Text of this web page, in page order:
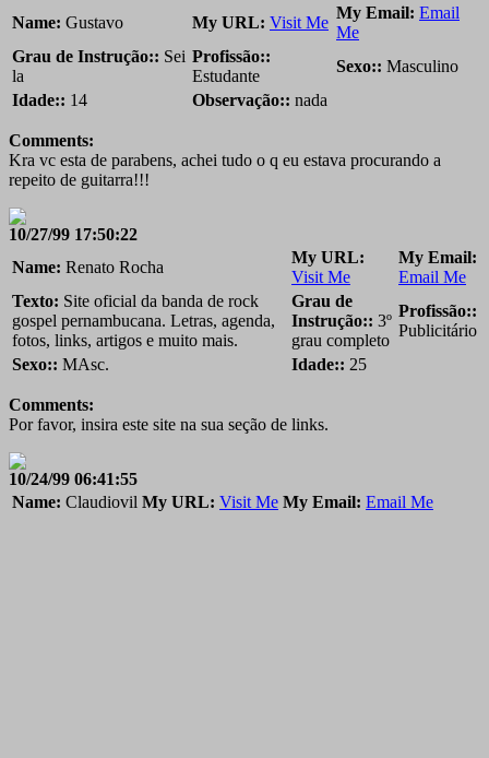
Name: Gustavo My URL: Visit Me
My Email: Email
Me
Grau de Instrução:: Sei
la
Profissão::
Estudante
Sexo:: Masculino
Idade:: 14 Observação:: nada
Comments:
Kra vc esta de parabens, achei tudo o q eu estava procurando a
repeito de guitarra!!!
10/27/99 17:50:22
Name: Renato Rocha
My URL:
Visit Me
My Email:
Email Me
Texto: Site oficial da banda de rock
gospel pernambucana. Letras, agenda,
fotos, links, artigos e muito mais.
Grau de
Instrução:: 3º
grau completo
Profissão::
Publicitário
Sexo:: MAsc. Idade:: 25
Comments:
Por favor, insira este site na sua seção de links.
10/24/99 06:41:55
Name: Claudiovil My URL: Visit Me My Email: Email Me